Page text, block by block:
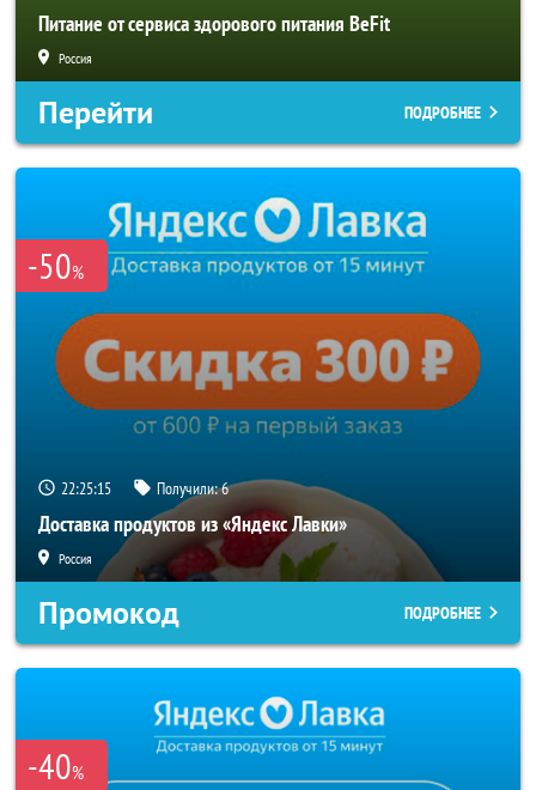
Питание от сервиса здорового питания BeFit
Россия
Перейти ПОДРОБНЕЕ
-50%
22:25:14 Получили:6
Доставка продуктов из «Яндекс Лавки»
Россия
Промокод ПОДРОБНЕЕ
-40%